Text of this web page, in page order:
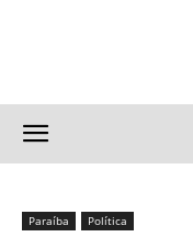
Paraíba Política